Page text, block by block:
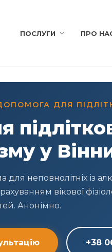
ПОСЛУГИ ПРО
ДЛЯ
у
для неповнолітніх із
вікової
Анонімно.
+38